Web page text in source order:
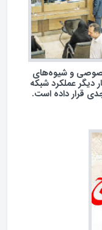
و شیوه‌های
عملکرد شبکه
قرار داده است.